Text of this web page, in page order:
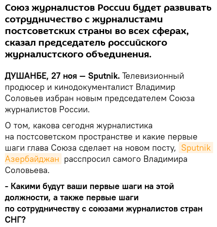
Союз журналистов России будет развивать
сотрудничество с журналистами
постсоветских страны во всех сферах,
сказал председатель российского
журналистского объединения.
ДУШАНБЕ, 27 ноя — Sputnik. Телевизионный
продюсер и кинодокументалист Владимир
Соловьeв избран новым председателем Союза
журналистов России.
О том, какова сегодня журналистика
на постсоветском пространстве и какие первые
шаги глава Союза сделает на новом посту, Sputnik
Азербайджан расспросил самого Владимира
Соловьева.
- Какими будут ваши первые шаги на этой
должности, а также первые шаги
по сотрудничеству с союзами журналистов стран
СНГ?